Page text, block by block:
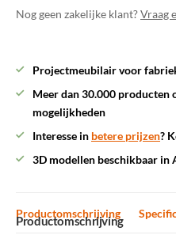
Nog geen zakelijke klant?Vraag
Projectmeubilair voor
Meer dan 30.000 producten
mogelijkheden
Interesse in betere prijzen?
3D modellen beschikbaar in
Productomschrijving
Productomschrijving